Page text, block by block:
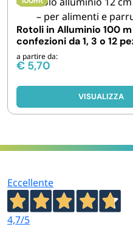
Rotoli in Alluminio 100
confezioni da 1, 3 o 12
alimenti e parrucchieri
a partire da:
€ 5,70
VISUALIZZA
Eccellente
4,7/5